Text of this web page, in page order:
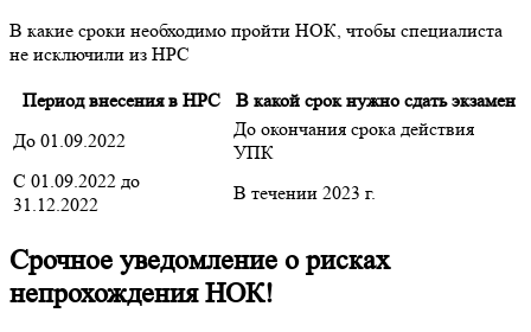
В какие сроки необходимо пройти НОК, чтобы специалиста
не исключили из НРС
Период внесения в НРС
В какой срок нужно сдать экзамен
До 01.09.2022
До окончания срока действия
УПК
С 01.09.2022 до
31.12.2022
В течении 2023 г.
Срочное уведомление о рисках
непрохождения НОК!